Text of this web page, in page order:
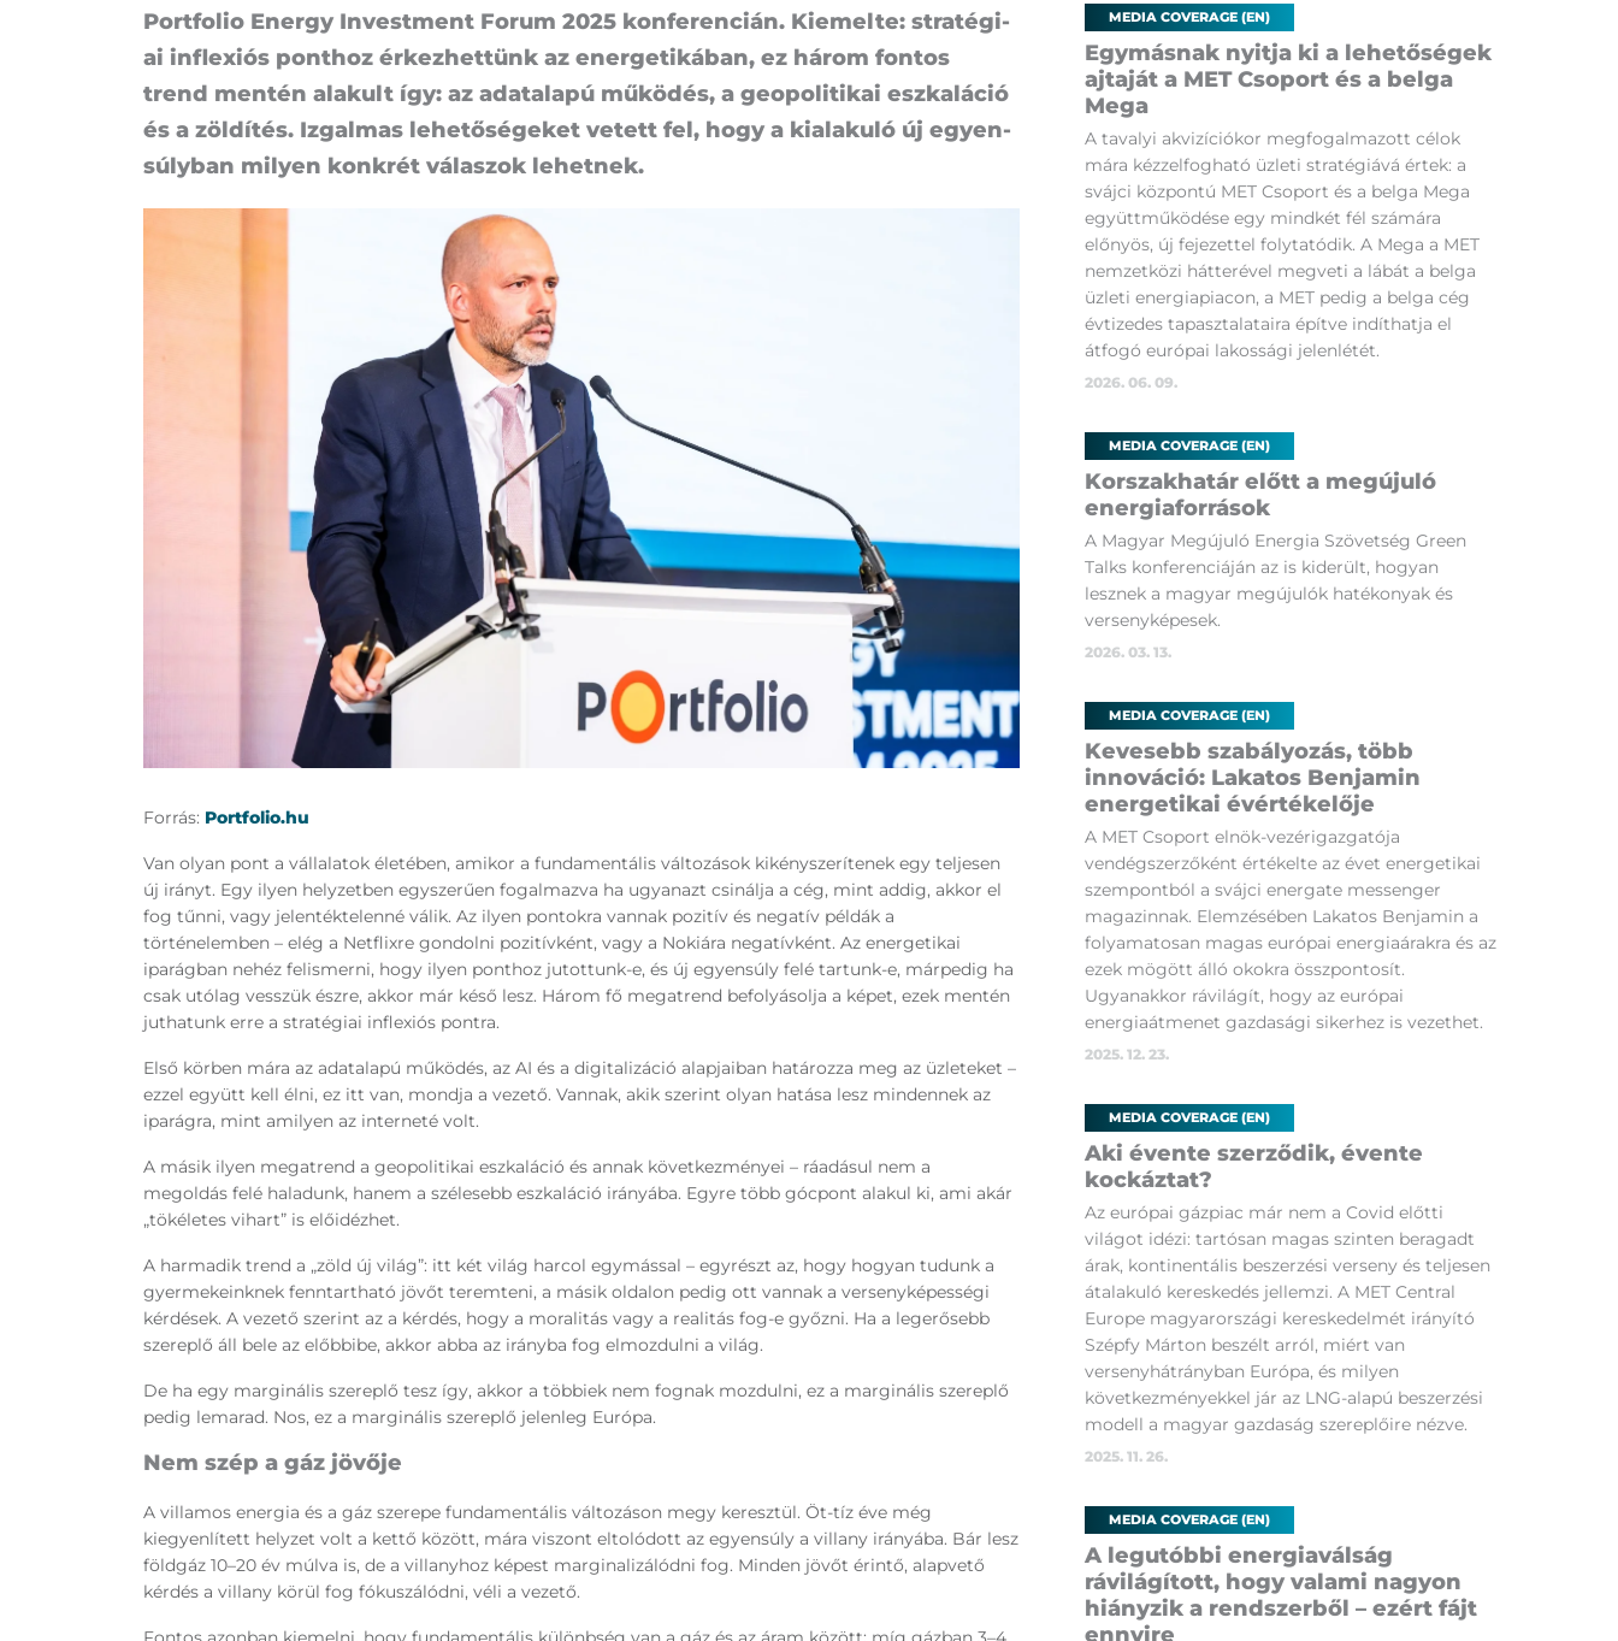
Port­fo­lio Energy In­vestment Fo­rum 2025 kon­fe­ren­ci­án. Ki­e­mel­te: stra­té­gi­
ai inf­le­xi­ós pont­hoz ér­kez­het­tünk az ener­ge­ti­ká­ban, ez há­rom fon­tos
trend men­tén ala­kult így: az adat­ala­pú mű­kö­dés, a geo­po­li­ti­kai esz­ka­lá­ció
és a zöl­dí­tés. Iz­gal­mas le­he­tő­sé­ge­ket ve­tett fel, hogy a ki­ala­ku­ló új egyen­
súly­ban mi­lyen konk­rét vá­la­szok le­het­nek.
Forrás: Portfolio.hu
Van olyan pont a vállalatok életében, amikor a fundamentális változások kikényszerítenek egy teljesen
új irányt. Egy ilyen helyzetben egyszerűen fogalmazva ha ugyanazt csinálja a cég, mint addig, akkor el
fog tűnni, vagy jelentéktelenné válik. Az ilyen pontokra vannak pozitív és negatív példák a
történelemben – elég a Netflixre gondolni pozitívként, vagy a Nokiára negatívként. Az energetikai
iparágban nehéz felismerni, hogy ilyen ponthoz jutottunk-e, és új egyensúly felé tartunk-e, márpedig ha
csak utólag vesszük észre, akkor már késő lesz. Három fő megatrend befolyásolja a képet, ezek mentén
juthatunk erre a stratégiai inflexiós pontra.
Első körben mára az adatalapú működés, az AI és a digitalizáció alapjaiban határozza meg az üzleteket –
ezzel együtt kell élni, ez itt van, mondja a vezető. Vannak, akik szerint olyan hatása lesz mindennek az
iparágra, mint amilyen az interneté volt.
A másik ilyen megatrend a geopolitikai eszkaláció és annak következményei – ráadásul nem a
megoldás felé haladunk, hanem a szélesebb eszkaláció irányába. Egyre több gócpont alakul ki, ami akár
„tökéletes vihart” is előidézhet.
A harmadik trend a „zöld új világ”: itt két világ harcol egymással – egyrészt az, hogy hogyan tudunk a
gyermekeinknek fenntartható jövőt teremteni, a másik oldalon pedig ott vannak a versenyképességi
kérdések. A vezető szerint az a kérdés, hogy a moralitás vagy a realitás fog-e győzni. Ha a legerősebb
szereplő áll bele az előbbibe, akkor abba az irányba fog elmozdulni a világ.
De ha egy marginális szereplő tesz így, akkor a többiek nem fognak mozdulni, ez a marginális szereplő
pedig lemarad. Nos, ez a marginális szereplő jelenleg Európa.
Nem szép a gáz jövője
A villamos energia és a gáz szerepe fundamentális változáson megy keresztül. Öt-tíz éve még
kiegyenlített helyzet volt a kettő között, mára viszont eltolódott az egyensúly a villany irányába. Bár lesz
földgáz 10–20 év múlva is, de a villanyhoz képest marginalizálódni fog. Minden jövőt érintő, alapvető
kérdés a villany körül fog fókuszálódni, véli a vezető.
MEDIA COVERAGE (EN)
Egymásnak nyitja ki a lehetőségek
ajtaját a MET Csoport és a belga
Mega
A tavalyi akvizíciókor megfogalmazott célok
mára kézzelfogható üzleti stratégiává értek: a
svájci központú MET Csoport és a belga Mega
együttműködése egy mindkét fél számára
előnyös, új fejezettel folytatódik. A Mega a MET
nemzetközi hátterével megveti a lábát a belga
üzleti energiapiacon, a MET pedig a belga cég
évtizedes tapasztalataira építve indíthatja el
átfogó európai lakossági jelenlétét.
2026. 06. 09.
MEDIA COVERAGE (EN)
Korszakhatár előtt a megújuló
energiaforrások
A Magyar Megújuló Energia Szövetség Green
Talks konferenciáján az is kiderült, hogyan
lesznek a magyar megújulók hatékonyak és
versenyképesek.
2026. 03. 13.
MEDIA COVERAGE (EN)
Kevesebb szabályozás, több
innováció: Lakatos Benjamin
energetikai évértékelője
A MET Csoport elnök-vezérigazgatója
vendégszerzőként értékelte az évet energetikai
szempontból a svájci energate messenger
magazinnak. Elemzésében Lakatos Benjamin a
folyamatosan magas európai energiaárakra és az
ezek mögött álló okokra összpontosít.
Ugyanakkor rávilágít, hogy az európai
energiaátmenet gazdasági sikerhez is vezethet.
2025. 12. 23.
MEDIA COVERAGE (EN)
Aki évente szerződik, évente
kockáztat?
Az európai gázpiac már nem a Covid előtti
világot idézi: tartósan magas szinten beragadt
árak, kontinentális beszerzési verseny és teljesen
átalakuló kereskedés jellemzi. A MET Central
Europe magyarországi kereskedelmét irányító
Szépfy Márton beszélt arról, miért van
versenyhátrányban Európa, és milyen
következményekkel jár az LNG-alapú beszerzési
modell a magyar gazdaság szereplőire nézve.
2025. 11. 26.
MEDIA COVERAGE (EN)
A legutóbbi energiaválság
rávilágított, hogy valami nagyon
hiányzik a rendszerből – ezért fájt
ennyire